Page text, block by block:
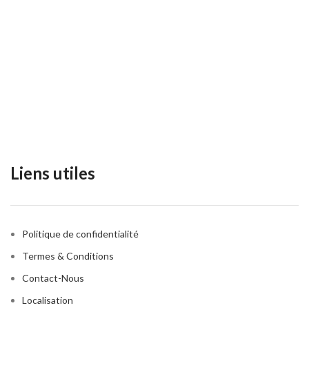
Liens utiles
Politique de confidentialité
Termes & Conditions
Contact-Nous
Localisation